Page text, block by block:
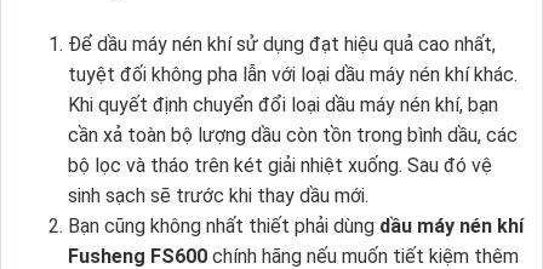
Để dầu máy nén khí sử dụng đạt hiệu quả cao nhất,
tuyệt đối không pha lẫn với loại dầu máy nén khí khác.
Khi quyết định chuyển đổi loại dầu máy nén khí, bạn
cần xả toàn bộ lượng dầu còn tồn trong bình dầu, các
bộ lọc và tháo trên két giải nhiệt xuống. Sau đó vệ
sinh sạch sẽ trước khi thay dầu mới.
Bạn cũng không nhất thiết phải dùng dầu máy nén khí
Fusheng FS600 chính hãng nếu muốn tiết kiệm thêm